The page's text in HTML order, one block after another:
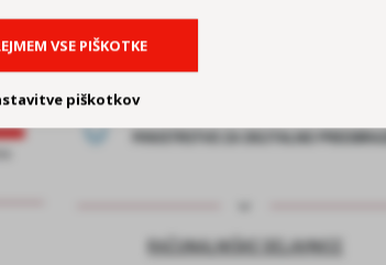
RAČUNALNIŠKE DELAVNICE
VSE PIŠKOTKE
piškotkov